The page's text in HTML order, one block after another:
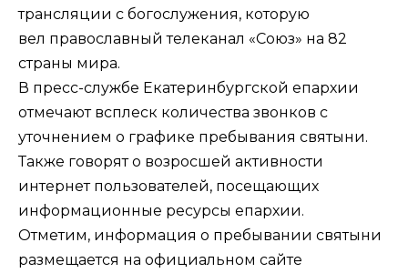
трансляции с богослужения, которую
вел православный телеканал «Союз» на 82
страны мира.
В пресс-службе Екатеринбургской епархии
отмечают всплеск количества звонков с
уточнением о графике пребывания святыни.
Также говорят о возросшей активности
интернет пользователей, посещающих
информационные ресурсы епархии.
Отметим, информация о пребывании святыни
размещается на официальном сайте